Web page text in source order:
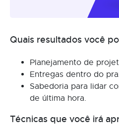
Quais resultados você
Planejamento de
Entregas dentro do
Sabedoria para lidar
de última hora.
Técnicas que você irá